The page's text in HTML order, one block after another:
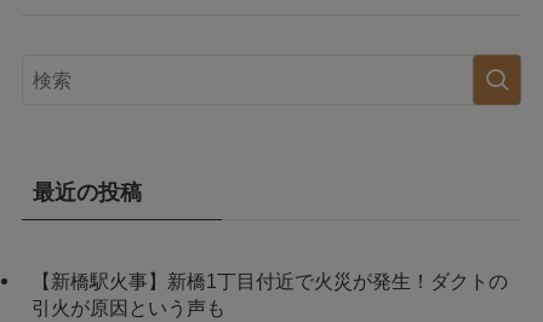
最近の投稿
【新橋駅火事】新橋1丁目付近で火災が発生！ダクトの
引火が原因という声も